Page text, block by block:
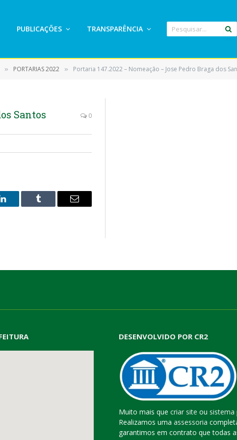
PUBLICAÇÕES TRANSPARÊNCIA
» PORTARIAS 2022 » Portaria 147.2022 – Nomeação – Jose Pedro Braga dos
Santos 0
LinkedIn Tumblr
E-
DESENVOLVIDO POR CR2
Muito mais que criar site ou sistema
Realizamos uma assessoria
garantimos em contrato que todas